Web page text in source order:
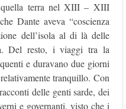
quella terra nel XIII – XIII
Dante aveva “coscienza
dell’isola al di là delle
Del resto, i viaggi tra la
e duravano due giorni
tranquillo. Con
delle genti sarde, dei
e governanti, visto che i